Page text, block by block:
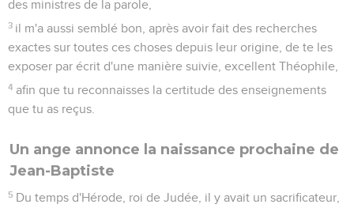
des ministres de la parole,
3 il m'a aussi semblé bon, après avoir fait des recherches
exactes sur toutes ces choses depuis leur origine, de te les
exposer par écrit d'une manière suivie, excellent Théophile,
4 afin que tu reconnaisses la certitude des enseignements
que tu as reçus.
Un ange annonce la naissance prochaine de
Jean-Baptiste
5 Du temps d'Hérode, roi de Judée, il y avait un sacrificateur,